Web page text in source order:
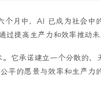
月中，AI 已成为社会中
提高生产力和效率推动未
它承诺建立一个分散的、
平的愿景与效率和生产力